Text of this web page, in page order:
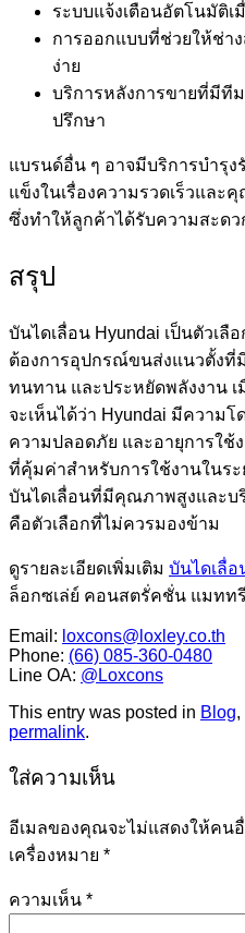
ระบบแจ้งเตือนอัตโนมัติเ
การออกแบบที่ช่วยให้ช่า
ง่าย
บริการหลังการขายที่มีที
ปรึกษา
แบรนด์อื่น ๆ อาจมีบริการบำรุ
แข็งในเรื่องความรวดเร็วแล
ซึ่งทำให้ลูกค้าได้รับความสะด
สรุป
บันไดเลื่อน Hyundai เป็นตัวเลื
ต้องการอุปกรณ์ขนส่งแนวตั้งที่
ทนทาน และประหยัดพลังงาน เ
จะเห็นได้ว่า Hyundai มีความ
ความปลอดภัย และอายุการใช้
ที่คุ้มค่าสำหรับการใช้งานในร
บันไดเลื่อนที่มีคุณภาพสูงและบ
คือตัวเลือกที่ไม่ควรมองข้าม
ดูรายละเอียดเพิ่มเติม บันไดเลื่
ล็อกซเล่ย์ คอนสตรั่คชั่น แมททรี
Email: loxcons@loxley.co.th
Phone: (66) 085-360-0480
Line OA: @Loxcons
This entry was posted in Blog,
permalink.
ใส่ความเห็น
อีเมลของคุณจะไม่แสดงให้คน
เครื่องหมาย *
ความเห็น *